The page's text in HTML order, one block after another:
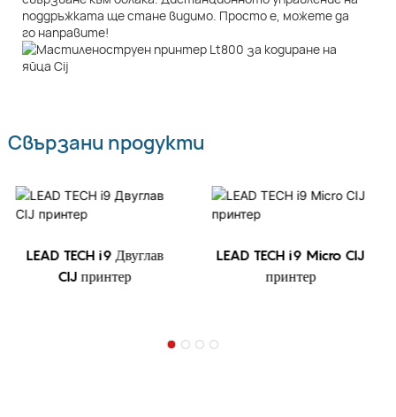
поддръжката ще стане видимо. Просто е, можете да
го направите!
Свързани продукти
LEAD TECH i9 Двуглав
CIJ принтер
LEAD TECH i9 Micro CIJ
принтер